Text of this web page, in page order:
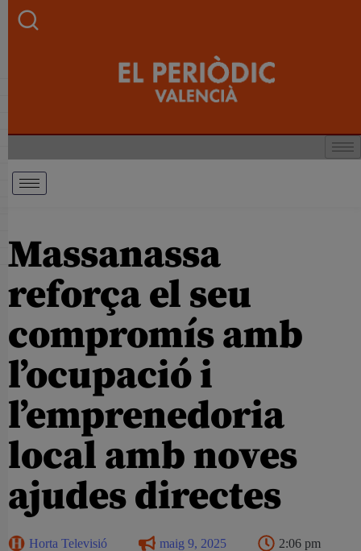
Massanassa
reforça el seu
compromís amb
l’ocupació i
l’emprenedoria
local amb noves
ajudes directes
Horta Televisió maig 9, 2025 2:06 pm